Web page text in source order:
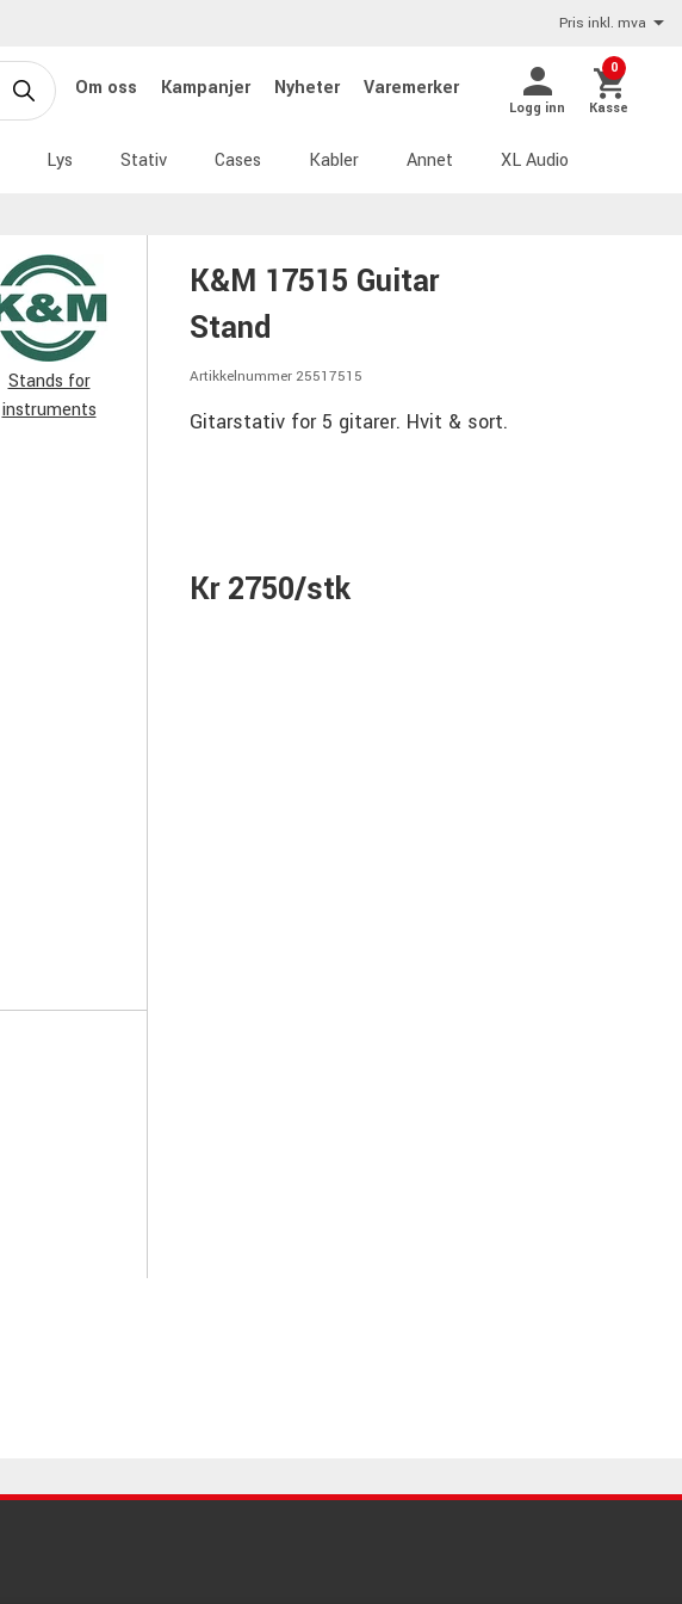
Pris inkl. mva
Om oss Kampanjer Nyheter Varemerker
Logg inn
0
Kasse
Lys Stativ Cases Kabler Annet XL Audio
Stands for
instruments
K&M 17515 Guitar
Stand
Artikkelnummer 25517515
Gitarstativ for 5 gitarer. Hvit & sort.
Kr 2750/stk